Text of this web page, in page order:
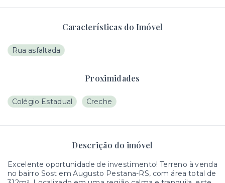
Características do Imóvel
Rua asfaltada
Proximidades
Colégio Estadual Creche
Descrição do imóvel
Excelente oportunidade de investimento! Terreno à venda
no bairro Sost em Augusto Pestana-RS, com área total de